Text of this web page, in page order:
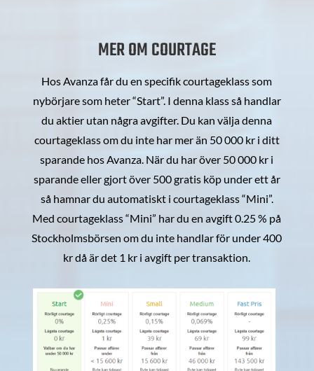
MER OM COURTAGE
Hos Avanza får du en specifik courtageklass som
nybörjare som heter “Start”. I denna klass så handlar
du aktier utan några avgifter. Du kan välja denna
courtageklass om du inte har mer än 50 000 kr i ditt
sparande hos Avanza. När du har över 50 000 kr i
sparande eller gjort över 500 gratis köp under ett år
så hamnar du automatiskt i courtageklass “Mini”.
Med courtageklass “Mini” har du en avgift 0.25 % på
Stockholmsbörsen om du inte handlar för under 400
kr då är det 1 kr i avgift per transaktion.